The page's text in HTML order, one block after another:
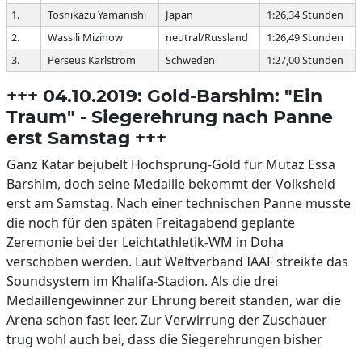
1. Toshikazu Yamanishi Japan
1:26,34 Stunden
2.
Wassili Mizinow neutral/Russland
1:26,49 Stunden
3.
Perseus Karlström Schweden 1:27,00 Stunden
+++ 04.10.2019: Gold-Barshim: "Ein
Traum" - Siegerehrung nach Panne
erst Samstag +++
Ganz Katar bejubelt Hochsprung-Gold für Mutaz Essa
Barshim, doch seine Medaille bekommt der Volksheld
erst am Samstag. Nach einer technischen Panne musste
die noch für den späten Freitagabend geplante
Zeremonie bei der Leichtathletik-WM in Doha
verschoben werden. Laut Weltverband IAAF streikte das
Soundsystem im Khalifa-Stadion. Als die drei
Medaillengewinner zur Ehrung bereit standen, war die
Arena schon fast leer. Zur Verwirrung der Zuschauer
trug wohl auch bei, dass die Siegerehrungen bisher